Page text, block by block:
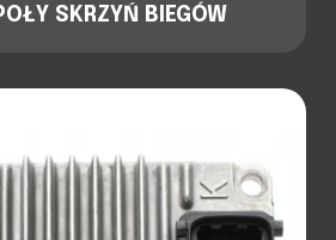
SKRZYŃ BIEGÓW